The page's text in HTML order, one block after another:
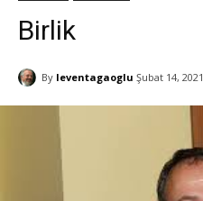
Birlik
By leventagaoglu Şubat 14, 2021